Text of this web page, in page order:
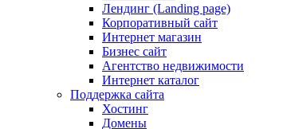
Лендинг (Landing page)
Корпоративный сайт
Интернет магазин
Бизнес сайт
Агентство недвижимости
Интернет каталог
Поддержка сайта
Хостинг
Домены